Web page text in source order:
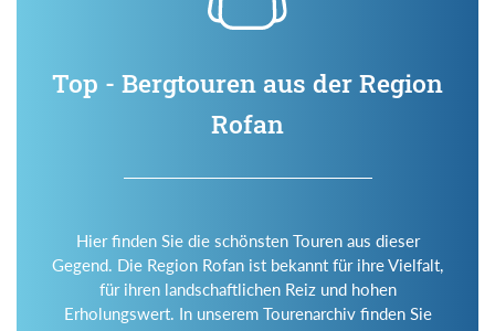
Top - Bergtouren aus der Region
Rofan
Hier finden Sie die schönsten Touren aus dieser
Gegend. Die Region Rofan ist bekannt für ihre Vielfalt,
für ihren landschaftlichen Reiz und hohen
Erholungswert. In unserem Tourenarchiv finden Sie